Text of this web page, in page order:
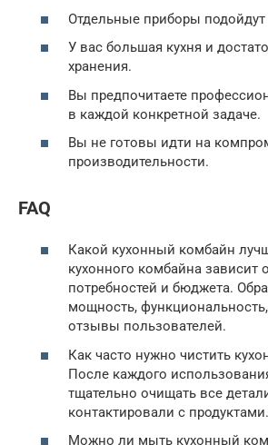
Отдельные приборы подойдут
У вас большая кухня и
хранения.
Вы предпочитаете
в каждой конкретной задаче.
Вы не готовы идти на
производительности.
FAQ
Какой кухонный комбайн
кухонного комбайна зависит
потребностей и бюджета.
мощность,
отзывы пользователей.
Как часто нужно чистить
После каждого
тщательно очищать все
контактировали с продуктами.
Можно ли мыть кухонный